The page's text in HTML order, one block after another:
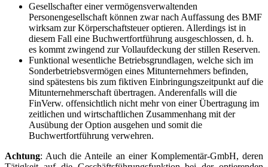
Gesellschafter einer vermögensverwaltenden
Personengesellschaft können zwar nach Auffassung des BMF
wirksam zur Körperschaftsteuer optieren. Allerdings ist in
diesem Fall eine Buchwertfortführung ausgeschlossen, d. h.
es kommt zwingend zur Vollaufdeckung der stillen Reserven.
Funktional wesentliche Betriebsgrundlagen, welche sich im
Sonderbetriebsvermögen eines Mitunternehmers befinden,
sind spätestens bis zum fiktiven Einbringungszeitpunkt auf die
Mitunternehmerschaft übertragen. Anderenfalls will die
FinVerw. offensichtlich nicht mehr von einer Übertragung im
zeitlichen und wirtschaftlichen Zusammenhang mit der
Ausübung der Option ausgehen und somit die
Buchwertfortführung verwehren.
Achtung: Auch die Anteile an einer Komplementär-GmbH, deren